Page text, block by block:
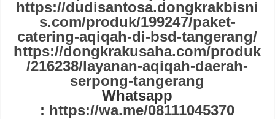
https://dudisantosa.dongkrakbisni
s.com/produk/199247/paket-
catering-aqiqah-di-bsd-tangerang/
https://dongkrakusaha.com/produk
/216238/layanan-aqiqah-daerah-
serpong-tangerang
Whatsapp
: https://wa.me/08111045370